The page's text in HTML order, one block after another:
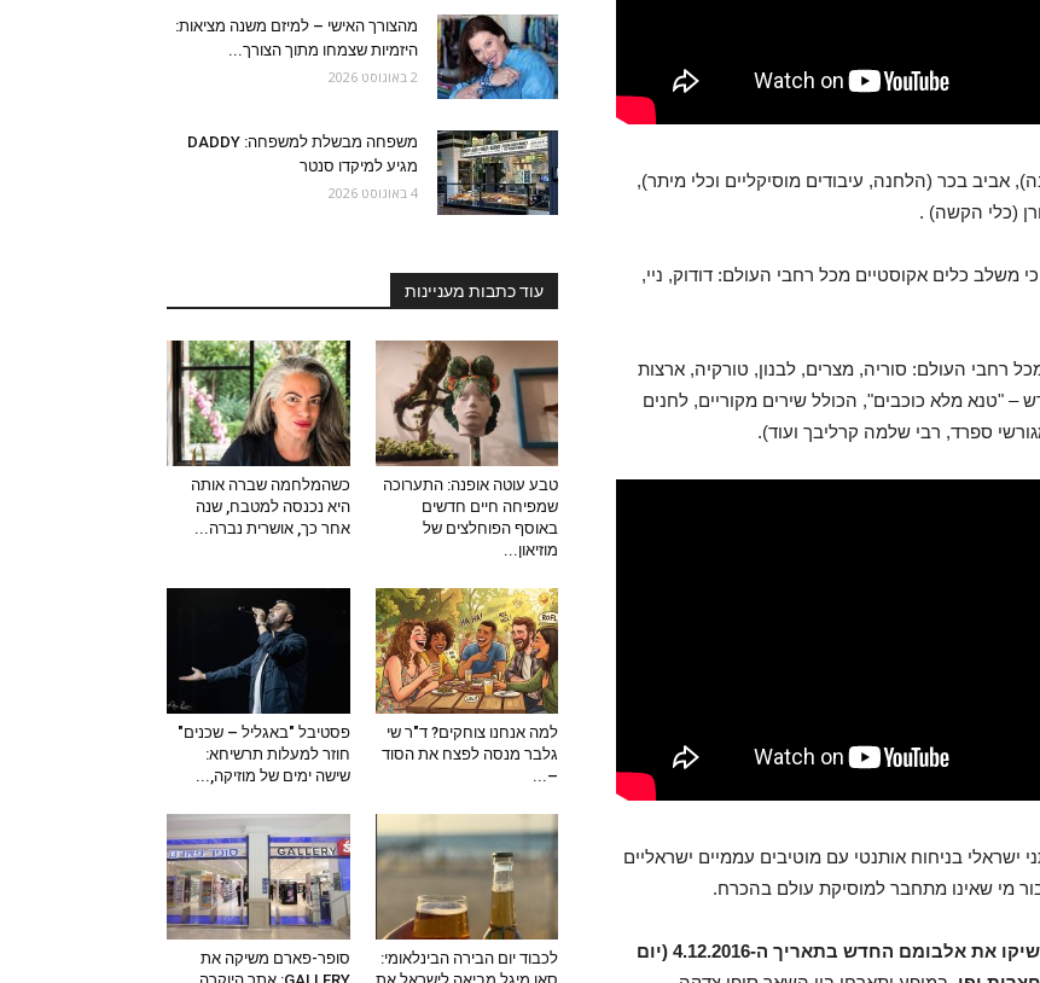
אביב בכר (הלחנה, עיבודים מוסיקליים וכלי מיתר),
(כלי הקשה) .
משלב כלים אקוסטיים מכל רחבי העולם: דודוק, ניי,
רחבי העולם: סוריה, מצרים, לבנון, טורקיה, ארצות
"טנא מלא כוכבים", הכולל שירים מקוריים, לחנים
ספרד, רבי שלמה קרליבך ועוד).
בניחוח אותנטי עם מוטיבים עממיים ישראליים
מי שאינו מתחבר למוסיקת עולם בהכרח.
חברי האנסמבל ישיקו את אלבומם החדש בתאריך ה-4.12.2016 (יום
מהצורך האישי – למיזם משנה מציאות:
היזמיות שצמחו מתוך הצורך...
2 באוגוסט 2026
משפחה מבשלת למשפחה: DADDY
מגיע למיקדו סנטר
4 באוגוסט 2026
עוד כתבות מעניינות
טבע עוטה אופנה: התערוכה
שמפיחה חיים חדשים
באוסף הפוחלצים של
מוזיאון...
כשהמלחמה שברה אותה
היא נכנסה למטבח, שנה
אחר כך, אושרית נברה...
למה אנחנו צוחקים? ד"ר שי
גלבר מנסה לפצח את הסוד
–...
פסטיבל "באגליל – שכנים"
חוזר למעלות תרשיחא:
שישה ימים של מוזיקה,...
לכבוד יום הבירה הבינלאומי:
סופר-פארם משיקה את